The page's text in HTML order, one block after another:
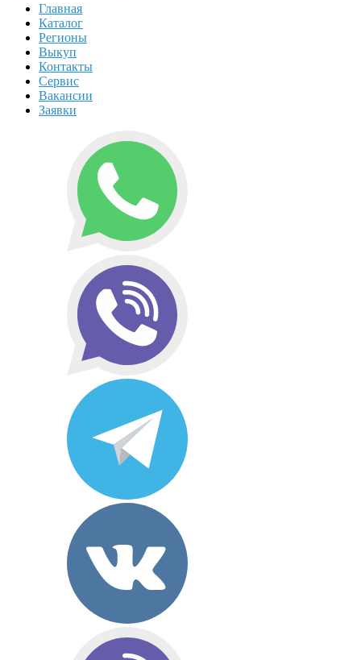
Главная
Каталог
Регионы
Выкуп
Контакты
Сервис
Вакансии
Заявки